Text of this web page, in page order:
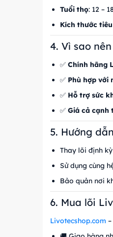
Tuổi thọ: 12 –
Kích thước
4. Vì sao
✅ Chính hãng
✅ Phù hợp với
✅ Hỗ trợ sức
✅ Giá cả cạnh
5. Hướng
Thay lõi định
Sử dụng cùng
Bảo quản nơi
6. Mua lõi
Livotecshop.com